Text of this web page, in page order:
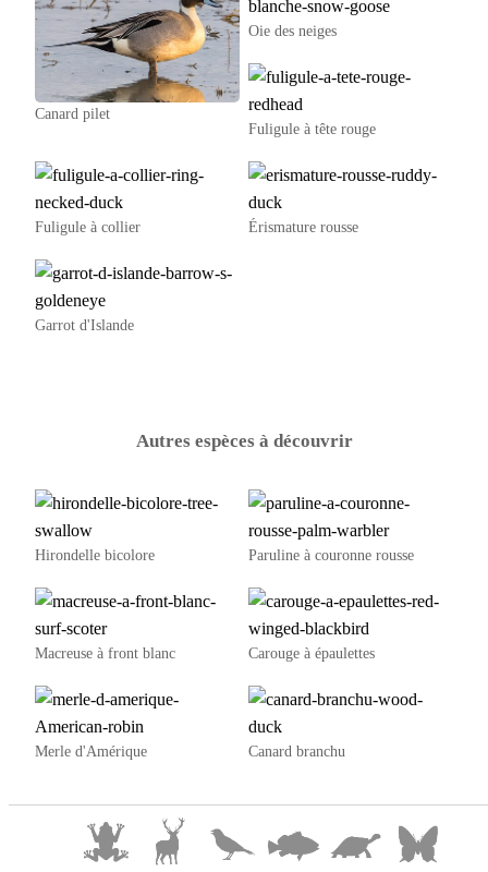
Canard pilet
Oie des neiges
Fuligule à tête rouge
Fuligule à collier Érismature rousse
Garrot d'Islande
Autres espèces à découvrir
Hirondelle bicolore Paruline à couronne rousse
Macreuse à front blanc Carouge à épaulettes
Merle d'Amérique Canard branchu
© 2025 William Lévesqu e